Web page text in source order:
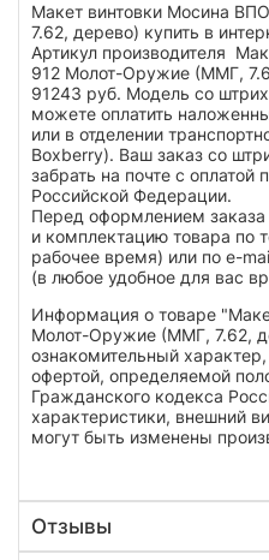
Макет винтовки Мосина
7.62, дерево) купить в
Артикул производителя
912 Молот-Оружие (ММГ,
91243 руб. Модель со
можете оплатить
или в отделении
Boxberry). Ваш заказ со
забрать на почте с оплатой
Российской Федерации.
Перед оформлением заказа
и комплектацию товара по
рабочее время) или по e-
(в любое удобное для вас
Информация о товаре
Молот-Оружие (ММГ, 7.62,
ознакомительный
офертой, определяемой
Гражданского кодекса
характеристики, внешний
могут быть изменены
Отзывы